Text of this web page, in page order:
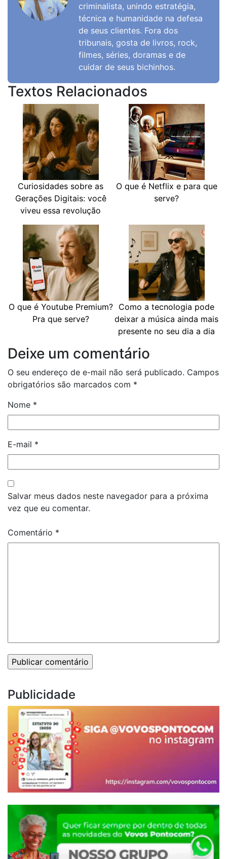
criminalista, unindo estratégia,
técnica e humanidade na defesa
de seus clientes. Fora dos
tribunais, gosta de livros, rock,
filmes, séries, doramas e de
cuidar de seus bichinhos.
Textos Relacionados
Curiosidades sobre as
Gerações Digitais: você
viveu essa revolução
O que é Netflix e para que
serve?
O que é Youtube Premium?
Pra que serve?
Como a tecnologia pode
deixar a música ainda mais
presente no seu dia a dia
Deixe um comentário
O seu endereço de e-mail não será publicado. Campos
obrigatórios são marcados com *
Nome *
E-mail *
Salvar meus dados neste navegador para a próxima
vez que eu comentar.
Comentário *
Publicidade